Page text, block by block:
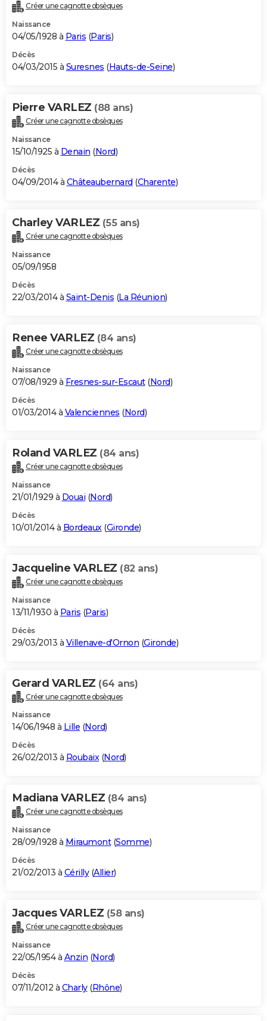
Créer une cagnotte obsèques
Naissance
04/05/1928 à Paris (Paris)
Décès
04/03/2015 à Suresnes (Hauts-de-Seine)
Pierre VARLEZ (88 ans)
Créer une cagnotte obsèques
Naissance
15/10/1925 à Denain (Nord)
Décès
04/09/2014 à Châteaubernard (Charente)
Charley VARLEZ (55 ans)
Créer une cagnotte obsèques
Naissance
05/09/1958
Décès
22/03/2014 à Saint-Denis (La Réunion)
Renee VARLEZ (84 ans)
Créer une cagnotte obsèques
Naissance
07/08/1929 à Fresnes-sur-Escaut(Nord)
Décès
01/03/2014 à Valenciennes (Nord)
Roland VARLEZ (84 ans)
Créer une cagnotte obsèques
Naissance
21/01/1929 à Douai (Nord)
Décès
10/01/2014 à Bordeaux(Gironde)
Jacqueline VARLEZ (82 ans)
Créer une cagnotte obsèques
Naissance
13/11/1930 à Paris (Paris)
Décès
29/03/2013 à Villenave-d'Ornon (Gironde)
Gerard VARLEZ (64 ans)
Créer une cagnotte obsèques
Naissance
14/06/1948 à Lille (Nord)
Décès
26/02/2013 à Roubaix(Nord)
Madiana VARLEZ (84 ans)
Créer une cagnotte obsèques
Naissance
28/09/1928 à Miraumont(Somme)
Décès
21/02/2013 à Cérilly(Allier)
Jacques VARLEZ (58 ans)
Créer une cagnotte obsèques
Naissance
22/05/1954 à Anzin (Nord)
Décès
07/11/2012 à Charly(Rhône)